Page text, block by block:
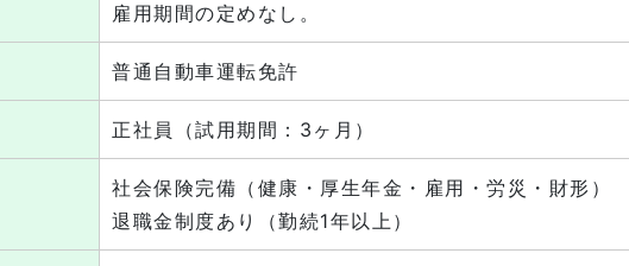
雇用期間の定めなし。
普通自動車運転免許
正社員（試用期間：3ヶ月）
社会保険完備（健康・厚生年金・雇用・労災・財形）
退職金制度あり（勤続1年以上）